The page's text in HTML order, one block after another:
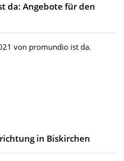
da: Angebote für den
von promundio ist da.
in Biskirchen